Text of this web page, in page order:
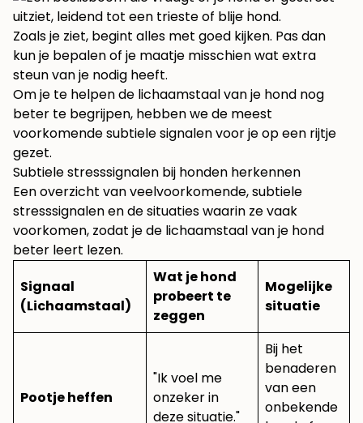
Zoals je ziet, begint alles met goed kijken. Pas dan
kun je bepalen of je maatje misschien wat extra
steun van je nodig heeft.
Om je te helpen de lichaamstaal van je hond nog
beter te begrijpen, hebben we de meest
voorkomende subtiele signalen voor je op een rijtje
gezet.
Subtiele stresssignalen bij honden herkennen
Een overzicht van veelvoorkomende, subtiele
stresssignalen en de situaties waarin ze vaak
voorkomen, zodat je de lichaamstaal van je hond
beter leert lezen.
Signaal
(Lichaamstaal)
Wat je hond
probeert te
zeggen
Mogelijke
situatie
Pootje heffen
"Ik voel me
onzeker in
deze situatie."
Bij het
benaderen
van een
onbekende